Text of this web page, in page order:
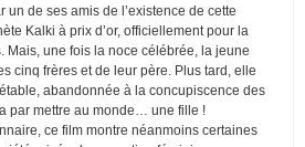
un de ses amis de l’existence de cette
Kalki à prix d’or, officiellement pour la
Mais, une fois la noce célébrée, la jeune
cinq frères et de leur père. Plus tard, elle
abandonnée à la concupiscence des
par mettre au monde… une fille !
ce film montre néanmoins certaines